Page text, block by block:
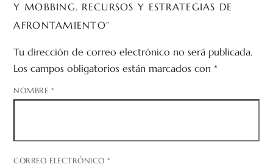
Y MOBBING. RECURSOS Y ESTRATEGIAS DE
AFRONTAMIENTO”
Tu dirección de correo electrónico no será publicada.
Los campos obligatorios están marcados con*
NOMBRE *
CORREO ELECTRÓNICO*